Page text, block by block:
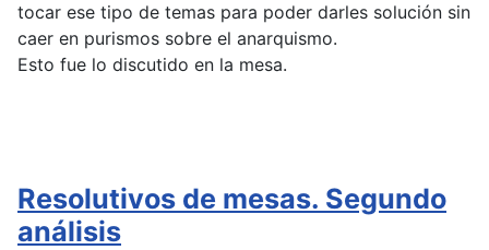
tocar ese tipo de temas para poder darles solución sin
caer en purismos sobre el anarquismo.
Esto fue lo discutido en la mesa.
Resolutivos de mesas. Segundo
análisis